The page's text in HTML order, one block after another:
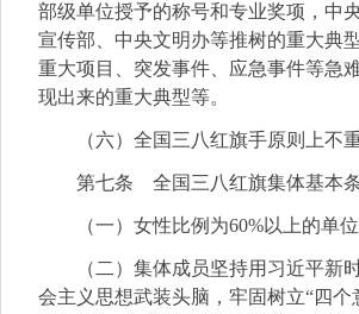
部级单位授予的称号和专业奖项，中
宣传部、中央文明办等推树的重大典
重大项目、突发事件、应急事件等急
现出来的重大典型等。
（六）全国三八红旗手原则上不
第七条 全国三八红旗集体基本条
（一）女性比例为60%以上的单位
（二）集体成员坚持用习近平新
会主义思想武装头脑，牢固树立“四个